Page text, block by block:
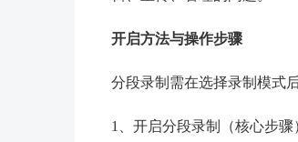
开启方法与操作步骤
分段录制需在选择录制模式
1、开启分段录制（核心步